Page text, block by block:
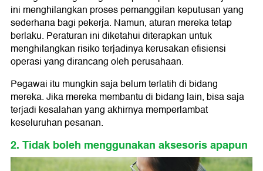
ini menghilangkan proses pemanggilan keputusan yang
sederhana bagi pekerja. Namun, aturan mereka tetap
berlaku. Peraturan ini diketahui diterapkan untuk
menghilangkan risiko terjadinya kerusakan efisiensi
operasi yang dirancang oleh perusahaan.
Pegawai itu mungkin saja belum terlatih di bidang
mereka. Jika mereka membantu di bidang lain, bisa saja
terjadi kesalahan yang akhirnya memperlambat
keseluruhan pesanan.
2. Tidak boleh menggunakan aksesoris apapun